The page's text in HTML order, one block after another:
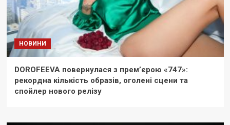
НОВИНИ
DOROFEEVA повернулася з прем’єрою «747»:
рекордна кількість образів, оголені сцени та
спойлер нового релізу